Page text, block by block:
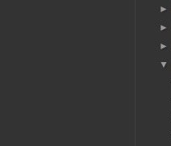
►
►
►
▼